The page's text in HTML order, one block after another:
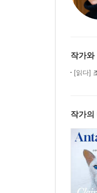
작가와
[읽다]
작가의